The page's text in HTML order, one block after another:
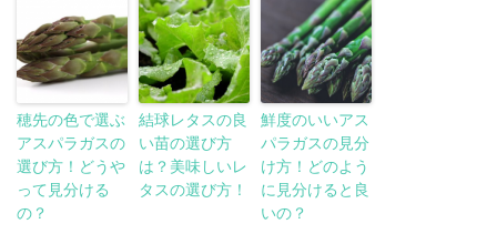
穂先の色で選ぶ
アスパラガスの
選び方！どうや
って見分ける
の？
結球レタスの良
い苗の選び方
は？美味しいレ
タスの選び方！
鮮度のいいアス
パラガスの見分
け方！どのよう
に見分けると良
いの？